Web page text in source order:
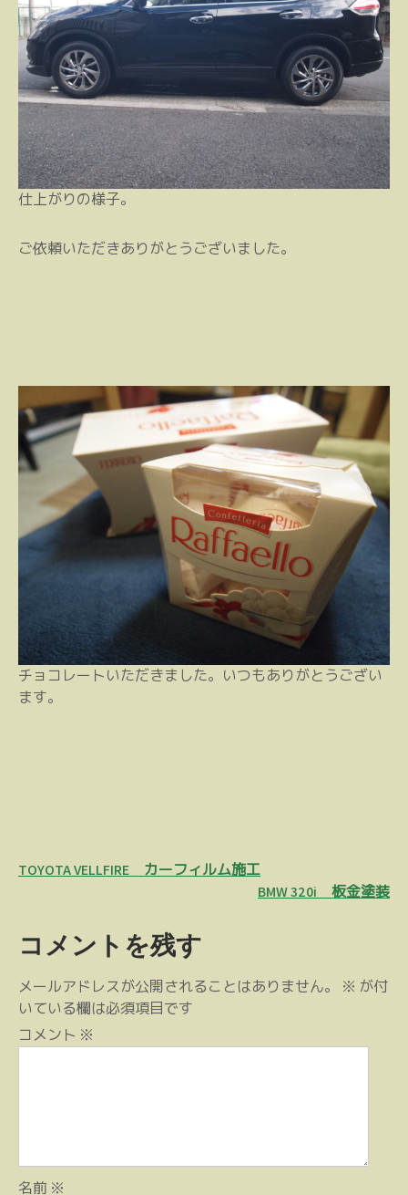
仕上がりの様子。
ご依頼いただきありがとうございました。
チョコレートいただきました。いつもありがとうござい
ます。
投
ビ
ゲ
ー
シ
TOYOTA VELLFIRE カーフィルム施工
BMW 320i 板金塗装
コメントを残す
メールアドレスが公開されることはありません。 ※ が付
いている欄は必須項目です
コメント ※
名前 ※